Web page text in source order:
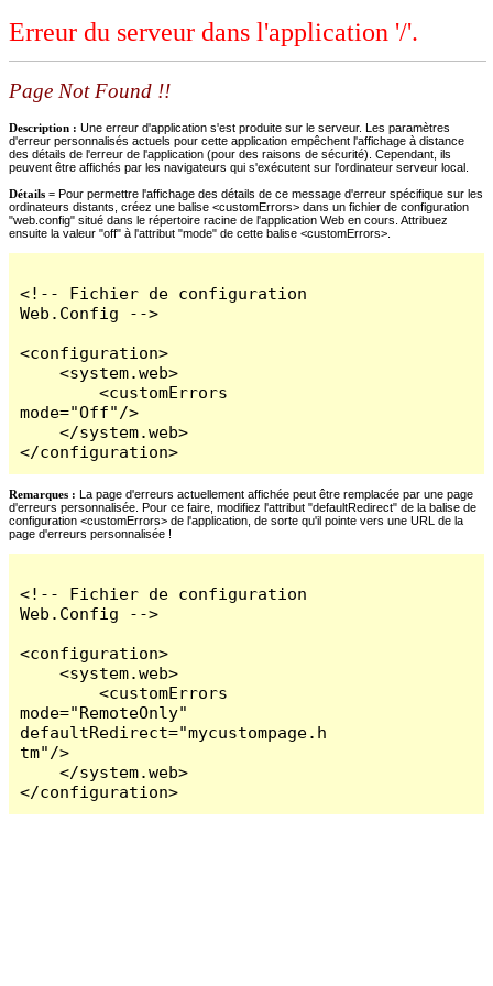
Erreur du serveur dans l'application '/'.
Page Not Found !!
Description : Une erreur d'application s'est produite sur le serveur. Les paramètres
d'erreur personnalisés actuels pour cette application empêchent l'affichage à distance
des détails de l'erreur de l'application (pour des raisons de sécurité). Cependant, ils
peuvent être affichés par les navigateurs qui s'exécutent sur l'ordinateur serveur local.
Détails = Pour permettre l'affichage des détails de ce message d'erreur spécifique sur les
ordinateurs distants, créez une balise <customErrors> dans un fichier de configuration
"web.config" situé dans le répertoire racine de l'application Web en cours. Attribuez
ensuite la valeur "off" à l'attribut "mode" de cette balise <customErrors>.
<!-- Fichier de configuration
Web.Config -->
<configuration>
    <system.web>
        <customErrors
mode="Off"/>
    </system.web>
</configuration>
Remarques : La page d'erreurs actuellement affichée peut être remplacée par une page
d'erreurs personnalisée. Pour ce faire, modifiez l'attribut "defaultRedirect" de la balise de
configuration <customErrors> de l'application, de sorte qu'il pointe vers une URL de la
page d'erreurs personnalisée !
<!-- Fichier de configuration
Web.Config -->
<configuration>
    <system.web>
        <customErrors
mode="RemoteOnly"
defaultRedirect="mycustompage.h
tm"/>
    </system.web>
</configuration>